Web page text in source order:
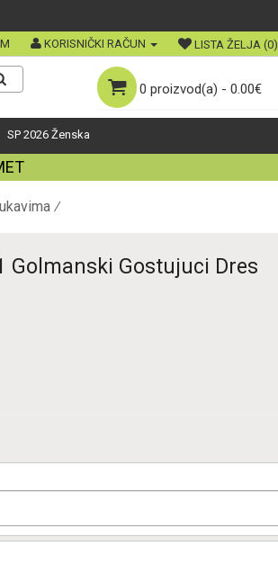
KORISNIČKI RAČUN LISTA ŽELJA (0)
0 proizvod(a) - 0.00€
SP 2026 Ženska
Golmanski Gostujuci Dres